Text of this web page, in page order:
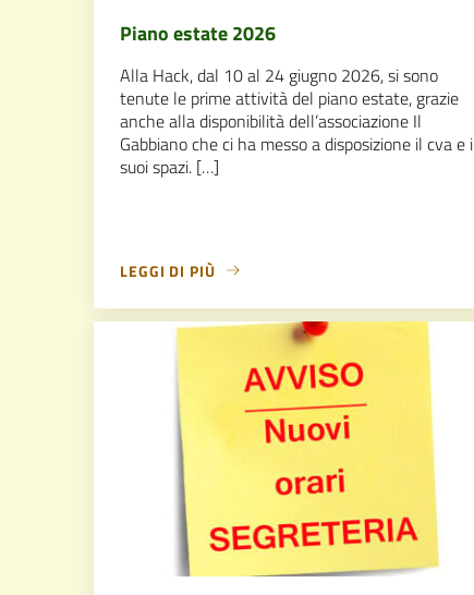
Piano estate 2026
Alla Hack, dal 10 al 24 giugno 2026, si sono
tenute le prime attività del piano estate, grazie
anche alla disponibilità dell’associazione Il
Gabbiano che ci ha messo a disposizione il cva e i
suoi spazi. […]
LEGGI DI PIÙ